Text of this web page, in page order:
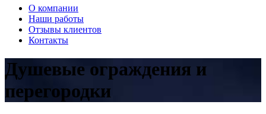
О компании
Наши работы
Отзывы клиентов
Контакты
Душевые ограждения и
перегородки